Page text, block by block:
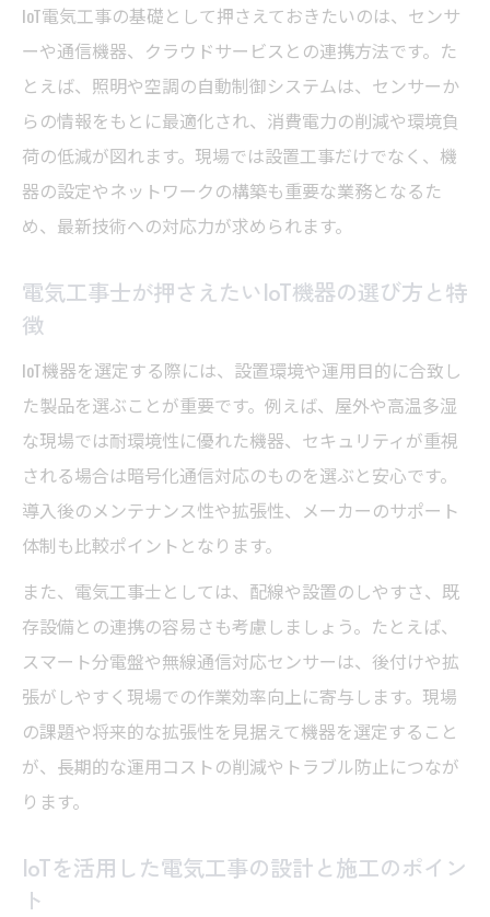
IoT電気工事の基礎として押さえておきたいのは、センサ
ーや通信機器、クラウドサービスとの連携方法です。た
とえば、照明や空調の自動制御システムは、センサーか
らの情報をもとに最適化され、消費電力の削減や環境負
荷の低減が図れます。現場では設置工事だけでなく、機
器の設定やネットワークの構築も重要な業務となるた
め、最新技術への対応力が求められます。
電気工事士が押さえたいIoT機器の選び方と特
徴
IoT機器を選定する際には、設置環境や運用目的に合致し
た製品を選ぶことが重要です。例えば、屋外や高温多湿
な現場では耐環境性に優れた機器、セキュリティが重視
される場合は暗号化通信対応のものを選ぶと安心です。
導入後のメンテナンス性や拡張性、メーカーのサポート
体制も比較ポイントとなります。
また、電気工事士としては、配線や設置のしやすさ、既
存設備との連携の容易さも考慮しましょう。たとえば、
スマート分電盤や無線通信対応センサーは、後付けや拡
張がしやすく現場での作業効率向上に寄与します。現場
の課題や将来的な拡張性を見据えて機器を選定すること
が、長期的な運用コストの削減やトラブル防止につなが
ります。
IoTを活用した電気工事の設計と施工のポイン
ト